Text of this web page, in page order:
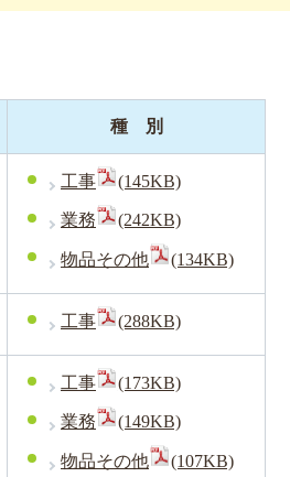
種 別
工事 (145KB)
業務 (242KB)
物品その他 (134KB)
工事 (288KB)
工事 (173KB)
業務 (149KB)
物品その他 (107KB)